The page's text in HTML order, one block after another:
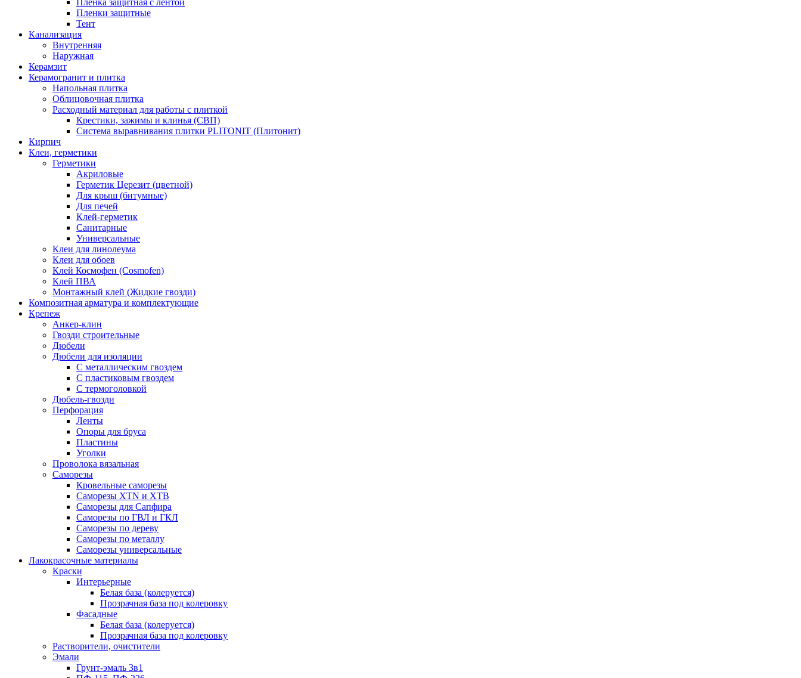
Пленка защитная с лентой
Пленки защитные
Тент
Канализация
Внутренняя
Наружная
Керамзит
Керамогранит и плитка
Напольная плитка
Облицовочная плитка
Расходный материал для работы с плиткой
Крестики, зажимы и клинья (СВП)
Система выравнивания плитки PLITONIT (Плитонит)
Кирпич
Клеи, герметики
Герметики
Акриловые
Герметик Церезит (цветной)
Для крыш (битумные)
Для печей
Клей-герметик
Санитарные
Универсальные
Клеи для линолеума
Клеи для обоев
Клей Космофен (Cosmofen)
Клей ПВА
Монтажный клей (Жидкие гвозди)
Композитная арматура и комплектующие
Крепеж
Анкер-клин
Гвозди строительные
Дюбели
Дюбели для изоляции
С металлическим гвоздем
С пластиковым гвоздем
С термоголовкой
Дюбель-гвозди
Перфорация
Ленты
Опоры для бруса
Пластины
Уголки
Проволока вязальная
Саморезы
Кровельные саморезы
Саморезы XTN и ХTB
Саморезы для Сапфира
Саморезы по ГВЛ и ГКЛ
Саморезы по дереву
Саморезы по металлу
Саморезы универсальные
Лакокрасочные материалы
Краски
Интерьерные
Белая база (колеруется)
Прозрачная база под колеровку
Фасадные
Белая база (колеруется)
Прозрачная база под колеровку
Растворители, очистители
Эмали
Грунт-эмаль 3в1